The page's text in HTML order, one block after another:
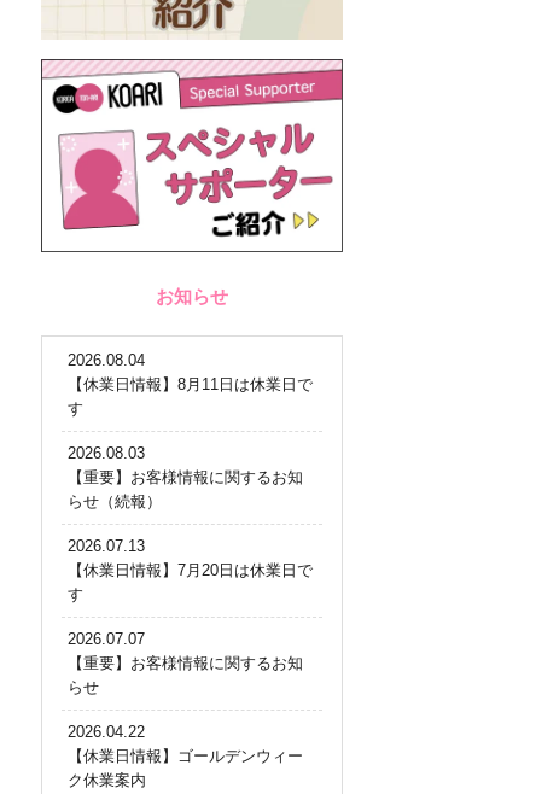
お知らせ
2026.08.04
【休業日情報】8月11日は休業日で
す
2026.08.03
【重要】お客様情報に関するお知
らせ（続報）
2026.07.13
【休業日情報】7月20日は休業日で
す
2026.07.07
【重要】お客様情報に関するお知
らせ
2026.04.22
【休業日情報】ゴールデンウィー
ク休業案内